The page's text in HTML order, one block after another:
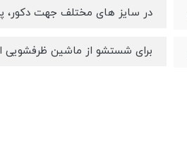
در سایز های مختلف جهت دکور،
برای شستشو از ماشین ظرفشویی